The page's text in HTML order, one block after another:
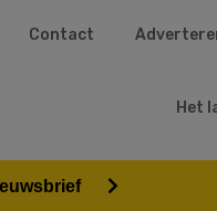
Contact
Het